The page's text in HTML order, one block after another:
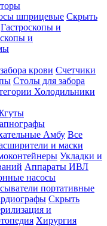
шприцевые Скрыть
Гастроскопы и
и
крови Счетчики
Столы для забора
Холодильники
Амбу Все
и маски
Укладки и
Аппараты ИВЛ
насосы
портативные
Скрыть
и
Хирургия